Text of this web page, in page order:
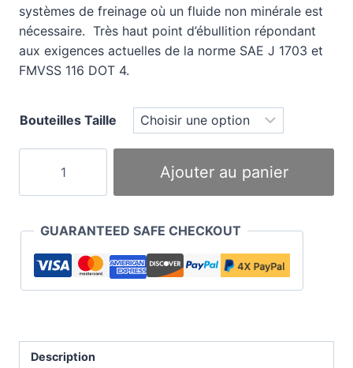
systèmes de freinage où un fluide non minérale est
nécessaire. Très haut point d’ébullition répondant
aux exigences actuelles de la norme SAE J 1703 et
FMVSS 116 DOT 4.
Bouteilles Taille
Millers
de
Freins
DOT
4
Ajouter au panier
GUARANTEED SAFE CHECKOUT
Description